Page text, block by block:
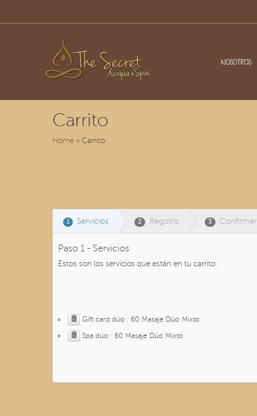
NOSOTROS
Carrito
Home » Carrito
1 Servicios 2 Registro 3 Confirmar
Paso 1 - Servicios
Estos son los servicios que están en tu carrito.
Gift card dúo : 60 Masaje Dúo Mixto
Spa dúo : 60 Masaje Dúo Mixto